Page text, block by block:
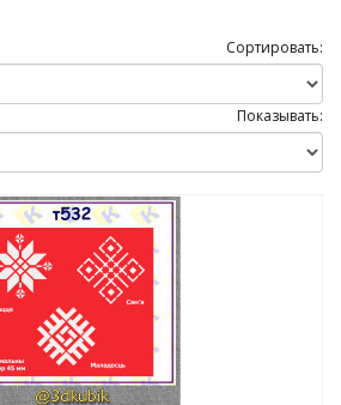
Сортировать:
Показывать: